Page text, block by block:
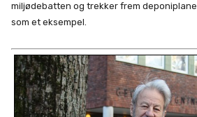
miljødebatten og trekker frem
som et eksempel.